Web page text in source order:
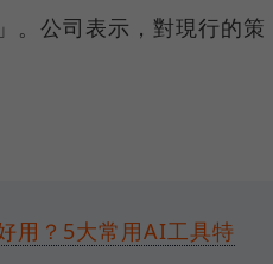
。公司表示，對現行的策
用？5大常用AI工具特